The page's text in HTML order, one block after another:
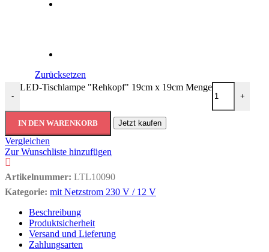
Zurücksetzen
-
LED-Tischlampe "Rehkopf" 19cm x 19cm Menge
+
IN DEN WARENKORB Jetzt kaufen
Vergleichen
Zur Wunschliste hinzufügen
Artikelnummer: LTL10090
Kategorie: mit Netzstrom 230 V / 12 V
Beschreibung
Produktsicherheit
Versand und Lieferung
Zahlungsarten